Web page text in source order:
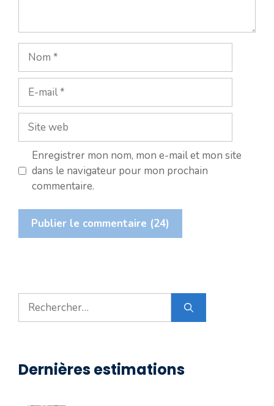
Nom
mail
Site
web
Enregistrer mon nom, mon e-mail et mon site
dans le navigateur pour mon prochain
commentaire.
Rechercher :
Dernières estimations